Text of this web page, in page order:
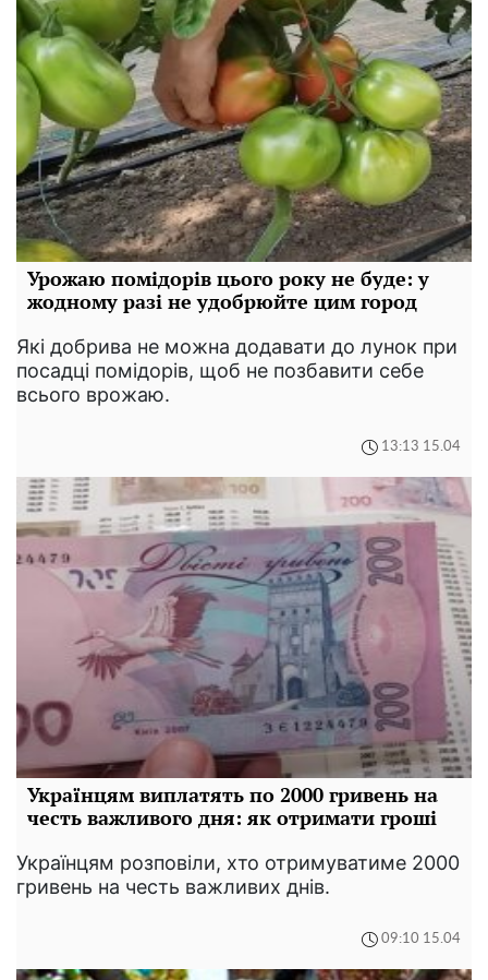
Урожаю помідорів цього року не буде: у
жодному разі не удобрюйте цим город
Які добрива не можна додавати до лунок при
посадці помідорів, щоб не позбавити себе
всього врожаю.
13:13 15.04
Українцям виплатять по 2000 гривень на
честь важливого дня: як отримати гроші
Українцям розповіли, хто отримуватиме 2000
гривень на честь важливих днів.
09:10 15.04